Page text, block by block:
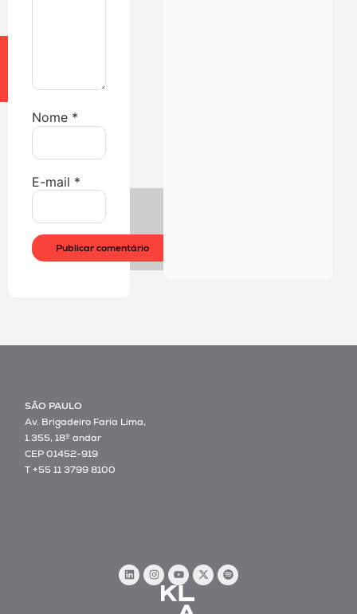
Nome *
E-mail *
SÃO PAULO
Av. Brigadeiro Faria Lima,
1.355, 18º andar
CEP 01452-919
T +55 11 3799 8100